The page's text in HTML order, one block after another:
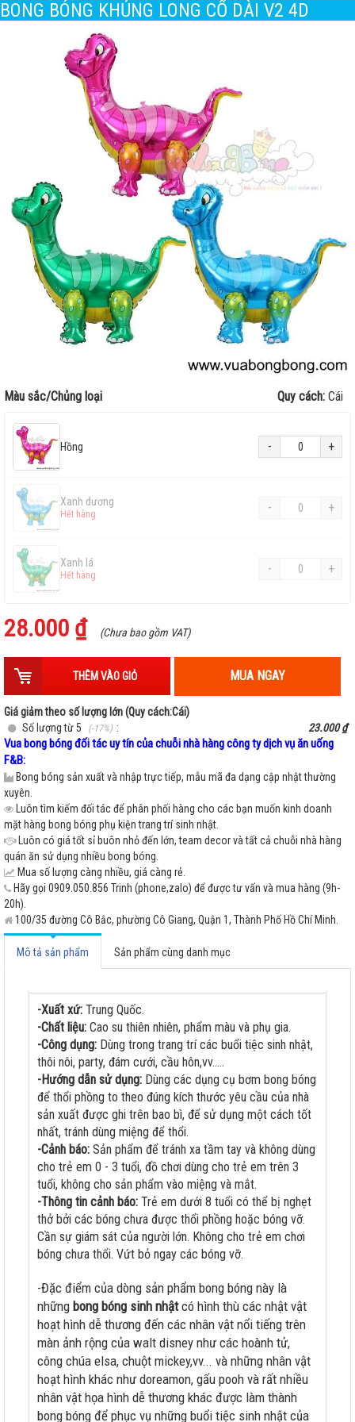
BONG BÓNG KHỦNG LONG CỔ DÀI V2 4D
Màu sắc/Chủng loại Quy cách: Cái
Hồng - +
Xanh dương
Hết hàng - +
Xanh lá
Hết hàng - +
28.000 ₫ (Chưa bao gồm VAT)
THÊM VÀO GIỎ MUA NGAY
Giá giảm theo số lượng lớn (Quy cách:Cái)
Số lượng từ 5
(-17%) : 23.000 ₫
Vua bong bóng đối tác uy tín của chuỗi nhà hàng công ty dịch vụ ăn uống
F&B:
Bong bóng sản xuất và nhập trực tiếp, mẫu mã đa dạng cập nhật thường
xuyên.
Luôn tìm kiếm đối tác để phân phối hàng cho các bạn muốn kinh doanh
mặt hàng bong bóng phụ kiện trang trí sinh nhật.
Luôn có giá tốt sỉ buôn nhỏ đến lớn, team decor và tất cả chuỗi nhà hàng
quán ăn sử dụng nhiều bong bóng.
Mua số lượng càng nhiều, giá càng rẻ.
Hãy gọi 0909.050.856 Trinh (phone,zalo) để được tư vấn và mua hàng (9h-
20h).
100/35 đường Cô Bắc, phường Cô Giang, Quận 1, Thành Phố Hồ Chí Minh.
Mô tả sản phẩm Sản phẩm cùng danh mục
-Xuất xứ: Trung Quốc.
-Chất liệu: Cao su thiên nhiên, phẩm màu và phụ gia.
-Công dụng: Dùng trong trang trí các buổi tiệc sinh nhật,
thôi nôi, party, đám cưới, cầu hôn,vv.....
-Hướng dẫn sử dụng: Dùng các dụng cụ bơm bong bóng
để thổi phồng to theo đúng kích thước yêu cầu của nhà
sản xuất được ghi trên bao bì, để sử dụng một cách tốt
nhất, tránh dùng miệng để thổi.
-Cảnh báo: Sản phẩm để tránh xa tầm tay và không dùng
cho trẻ em 0 - 3 tuổi, đồ chơi dùng cho trẻ em trên 3
tuổi, không cho sản phẩm vào miệng và mắt.
-Thông tin cảnh báo: Trẻ em dưới 8 tuổi có thể bị nghẹt
thở bởi các bóng chưa được thổi phồng hoặc bóng vỡ.
Cần sự giám sát của người lớn. Không cho trẻ em chơi
bóng chưa thổi. Vứt bỏ ngay các bóng vỡ.
-Đặc điểm của dòng sản phẩm bong bóng này là
những bong bóng sinh nhậtcó hình thù các nhật vật
hoạt hình dễ thương đến các nhân vật nổi tiếng trên
màn ảnh rộng của walt disney như các hoành tử,
công chúa elsa, chuột mickey,vv... và những nhân vật
hoạt hình khác như doreamon, gấu pooh và rất nhiều
nhân vật họa hình dễ thương khác được làm thành
bong bóng để phục vụ những buổi tiệc sinh nhật của